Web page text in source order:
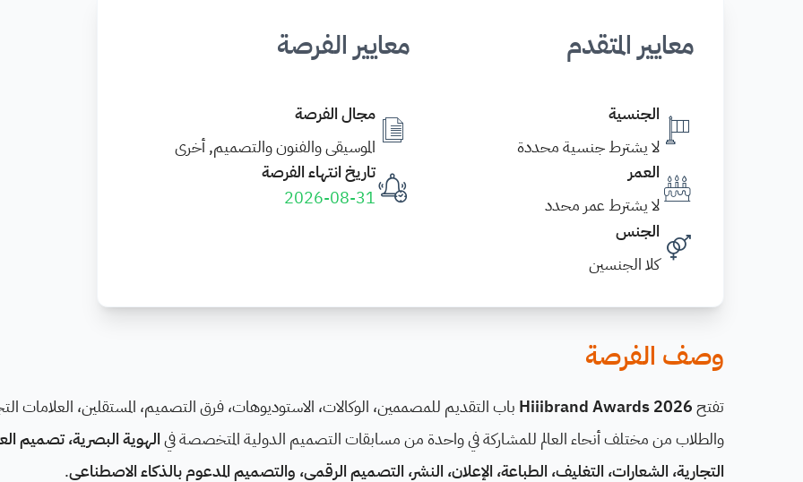
معايير المتقدم
الجنسية
لا يشترط جنسية محددة
العمر
لا يشترط عمر محدد
الجنس
كلا الجنسين
معايير الفرصة
مجال الفرصة
الموسيقى والفنون والتصميم, أخرى
تاريخ انتهاء الفرصة
2026-08-31
وصف الفرصة
تفتحHiiibrand Awards 2026 باب التقديم للمصممين، الوكالات، الاستوديوهات، فرق التصميم، المستقلين، العلامات
والطلاب من مختلف أنحاء العالم للمشاركة في واحدة من مسابقات التصميم الدولية المتخصصة فيالهوية البصرية، تصميم
التجارية، الشعارات، التغليف، الطباعة، الإعلان، النشر، التصميم الرقمي، والتصميم المدعوم بالذكاء الاصطناعي.